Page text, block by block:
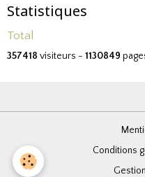
Statistiques
Total
357418 visiteurs - 1130849
Conditions